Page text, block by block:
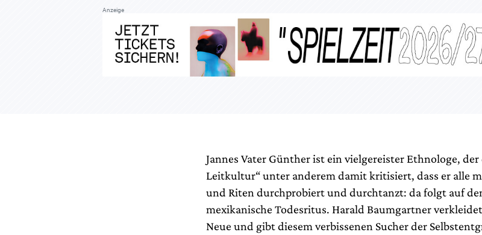
Anzeige
Jannes Vater Günther ist ein vielgereister Ethnologe,
Leitkultur“ unter anderem damit kritisiert, dass er alle
und Riten durchprobiert und durchtanzt: da folgt auf
mexikanische Todesritus. Harald Baumgartner
Neue und gibt diesem verbissenen Sucher der